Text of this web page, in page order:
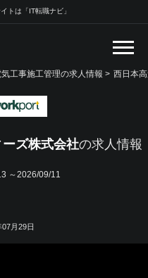
トは「IT転職ナビ」
気工事施工管理の求人情報 > 西日本
ズ株式会社の求人情報
～2026/09/11
月29日